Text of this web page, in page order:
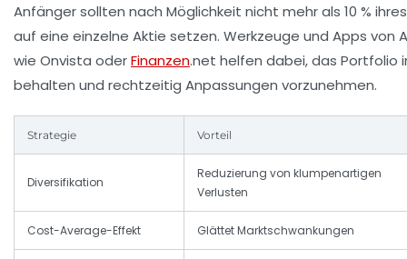
Anfänger sollten nach Möglichkeit nicht mehr als 10 %
auf eine einzelne Aktie setzen. Werkzeuge und Apps von
wie Onvista oderFinanzen.net helfen dabei, das Portfolio
behalten und rechtzeitig Anpassungen vorzunehmen.
Strategie Vorteil
Diversifikation
Reduzierung von klumpenartigen
Verlusten
Cost-Average-Effekt Glättet Marktschwankungen